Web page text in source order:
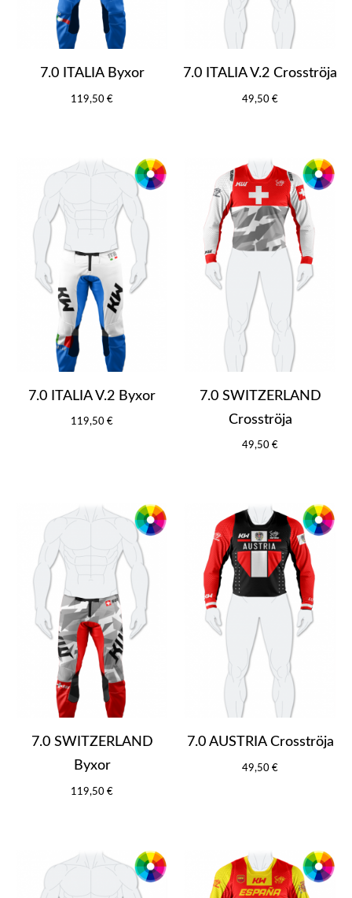
7.0 ITALIA Byxor
119,50 €
7.0 ITALIA V.2 Crosströja
49,50 €
7.0 ITALIA V.2 Byxor
119,50 €
7.0 SWITZERLAND
Crosströja
49,50 €
7.0 SWITZERLAND
Byxor
119,50 €
7.0 AUSTRIA Crosströja
49,50 €